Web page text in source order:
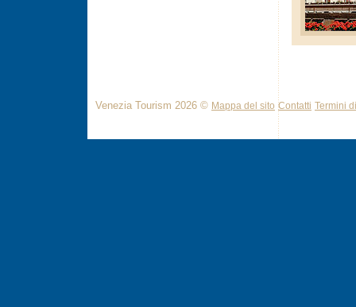
Venezia Tourism 2026 © Mappa del sito Contatti Termini